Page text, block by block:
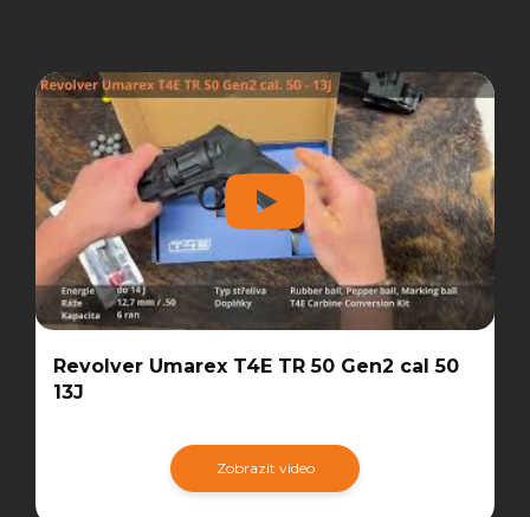
Revolver Umarex T4E TR 50 Gen2 cal 50
13J
Zobrazit video